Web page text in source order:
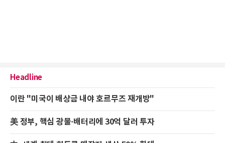
Headline
이란 "미국이 배상금 내야 호르무즈 재개방"
美 정부, 핵심 광물·배터리에 30억 달러 투자